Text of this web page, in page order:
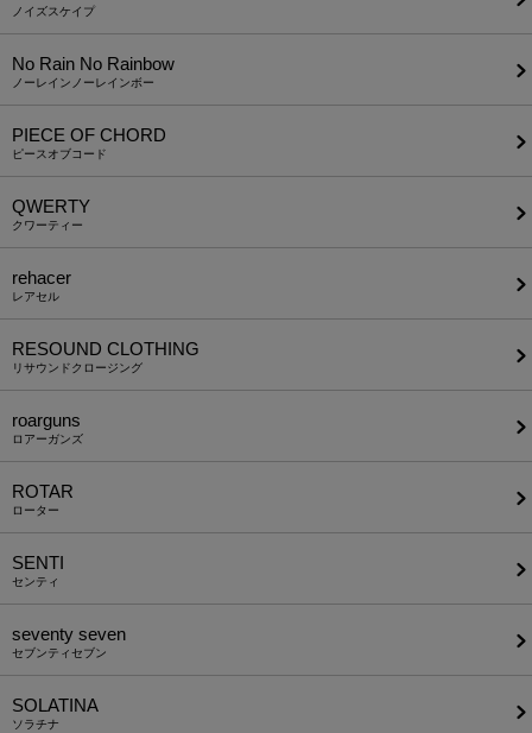
ノイズスケイプ
No Rain No Rainbow
ノーレインノーレインボー
PIECE OF CHORD
ピースオブコード
QWERTY
クワーティー
rehacer
レアセル
RESOUND CLOTHING
リサウンドクロージング
roarguns
ロアーガンズ
ROTAR
ローター
SENTI
センティ
seventy seven
セブンティセブン
SOLATINA
ソラチナ